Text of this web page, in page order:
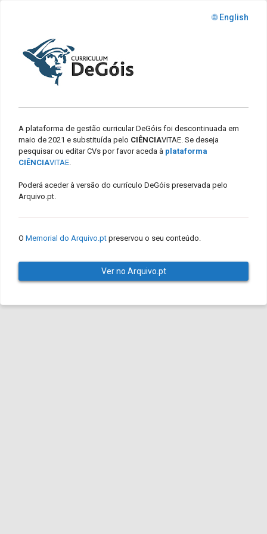
🌐 English
A plataforma de gestão curricular DeGóis foi descontinuada em
maio de 2021 e substituída pelo CIÊNCIAVITAE. Se deseja
pesquisar ou editar CVs por favor aceda à plataforma
CIÊNCIAVITAE.
Poderá aceder à versão do currículo DeGóis preservada pelo
Arquivo.pt.
O Memorial do Arquivo.pt preservou o seu conteúdo.
Ver no Arquivo.pt